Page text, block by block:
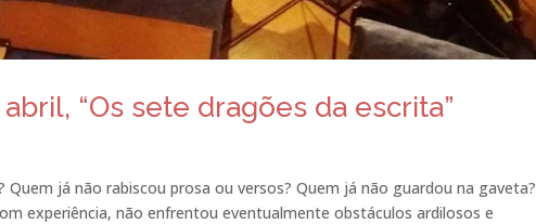
“Os sete dragões da escrita”
já não rabiscou prosa ou versos? Quem já não guardou na gaveta?
experiência, não enfrentou eventualmente obstáculos ardilosos e